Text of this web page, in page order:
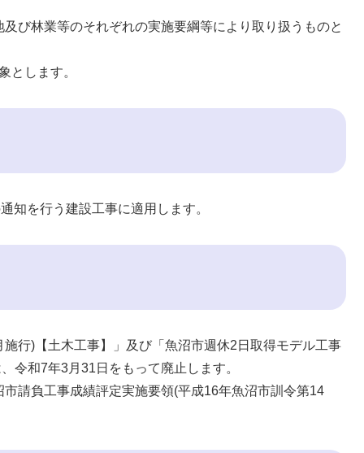
び林業等のそれぞれの実施要綱等により取り扱うものと
とします。
知を行う建設工事に適用します。
施行)【土木工事】」及び「魚沼市週休2日取得モデル工事
令和7年3月31日をもって廃止します。
請負工事成績評定実施要領(平成16年魚沼市訓令第14